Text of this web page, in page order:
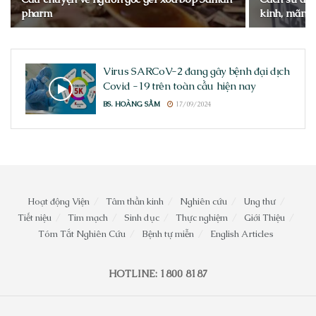
pharm
kinh, mãn
Virus SARCoV-2 đang gây bệnh đại dịch
Covid -19 trên toàn cầu hiện nay
BS. HOÀNG SẦM 17/09/2024
Hoạt động Viện Tâm thần kinh Nghiên cứu
Ung thư
Tiết niệu
Tim mạch Sinh dục Thực nghiệm
Giới Thiệu
Tóm Tắt Nghiên Cứu
Bệnh tự miễn English Articles
HOTLINE: 1800 8187